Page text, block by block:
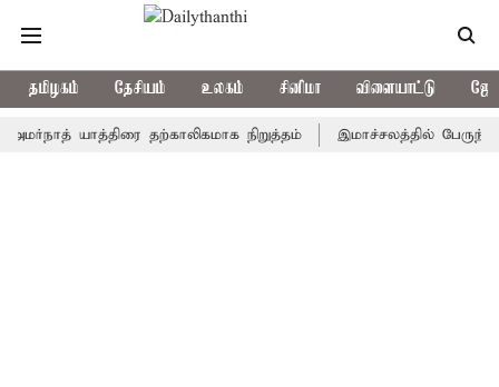
தமிழகம் தேசியம் உலகம் சினிமா விளையாட்டு
யாத்திரை தற்காலிகமாக நிறுத்தம் இமாச்சலத்தில் பேருந்து